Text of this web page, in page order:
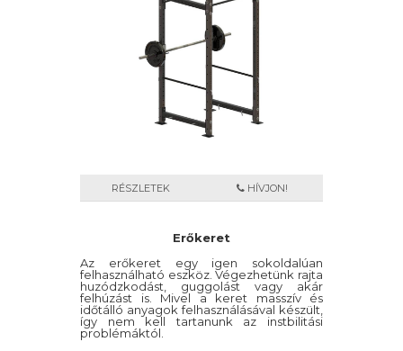
RÉSZLETEK HÍVJON!
Erőkeret
Az erőkeret egy igen sokoldalúan
felhasználható eszköz. Végezhetünk rajta
huzódzkodást, guggolást vagy akár
felhúzást is. Mivel a keret masszív és
időtálló anyagok felhasználásával készült,
így nem kell tartanunk az instbilitási
problémáktól.